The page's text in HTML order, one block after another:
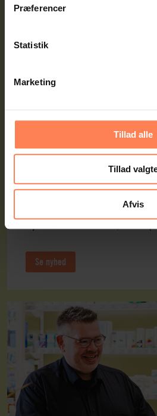
Præferencer
Statistik
Marketing
Tillad alle
Tillad
Afvis
Find dit speciale i detail
Salgsassistent, digital handel,
veje ind i detail. Find ud af, hvilket
Se nyhed